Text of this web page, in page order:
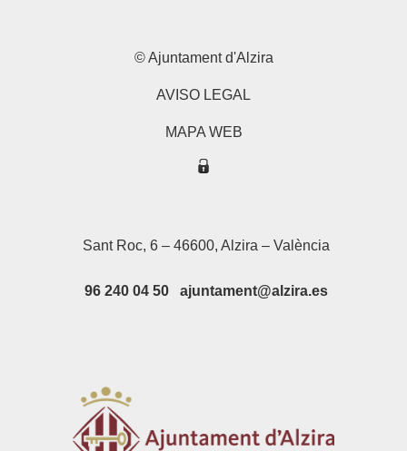
© Ajuntament d'Alzira
AVISO LEGAL
MAPA WEB
Sant Roc, 6 – 46600, Alzira – València
96 240 04 50 ajuntament@alzira.es